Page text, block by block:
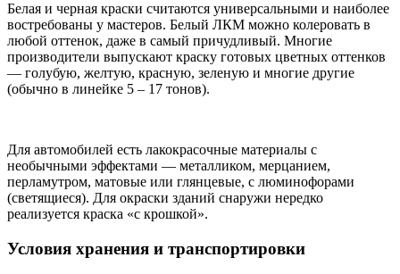
Белая и черная краски считаются универсальными и наиболее
востребованы у мастеров. Белый ЛКМ можно колеровать в
любой оттенок, даже в самый причудливый. Многие
производители выпускают краску готовых цветных оттенков
— голубую, желтую, красную, зеленую и многие другие
(обычно в линейке 5 – 17 тонов).
Для автомобилей есть лакокрасочные материалы с
необычными эффектами — металликом, мерцанием,
перламутром, матовые или глянцевые, с люминофорами
(светящиеся). Для окраски зданий снаружи нередко
реализуется краска «с крошкой».
Условия хранения и транспортировки